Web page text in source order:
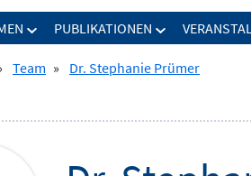
Zeige
für
PUBLIKATIONEN
Zeige
für
Team » Dr. Stephanie Prümer